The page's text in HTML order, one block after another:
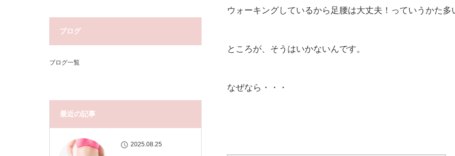
ウォーキングしているから足腰は大丈夫！っていうかた多
ところが、そうはいかないんです。
なぜなら・・・
ブログ
ブログ一覧
最近の記事
2025.08.25